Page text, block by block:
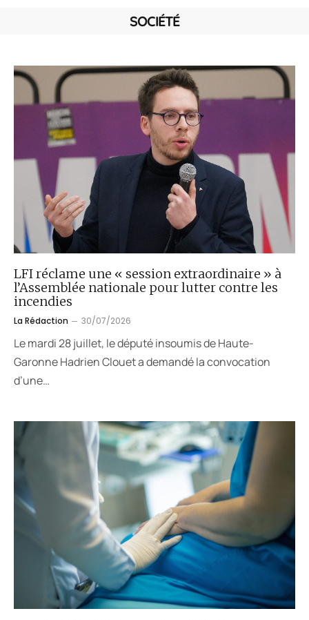
SOCIÉTÉ
LFI réclame une « session extraordinaire » à
l’Assemblée nationale pour lutter contre les
incendies
La Rédaction 30/07/2026
Le mardi 28 juillet, le député insoumis de Haute-
Garonne Hadrien Clouet a demandé la convocation
d’une…